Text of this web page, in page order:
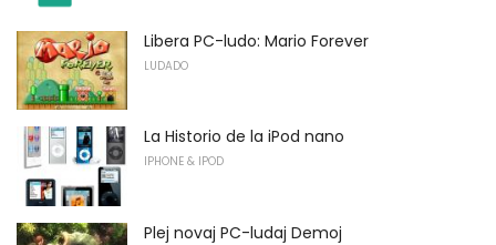
Libera PC-ludo: Mario Forever
LUDADO
La Historio de la iPod nano
IPHONE & IPOD
Plej novaj PC-ludaj Demoj